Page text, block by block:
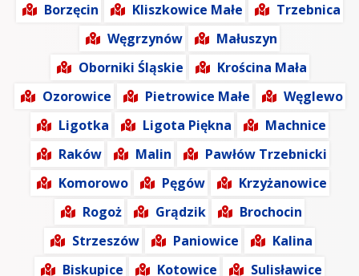
Borzęcin
Kliszkowice Małe
Trzebnica
Węgrzynów
Małuszyn
Oborniki Śląskie
Krościna Mała
Ozorowice
Pietrowice Małe
Węglewo
Ligotka
Ligota Piękna
Machnice
Raków
Malin
Pawłów Trzebnicki
Komorowo
Pęgów
Krzyżanowice
Rogoż
Grądzik
Brochocin
Strzeszów
Paniowice
Kalina
Biskupice
Kotowice
Sulisławice